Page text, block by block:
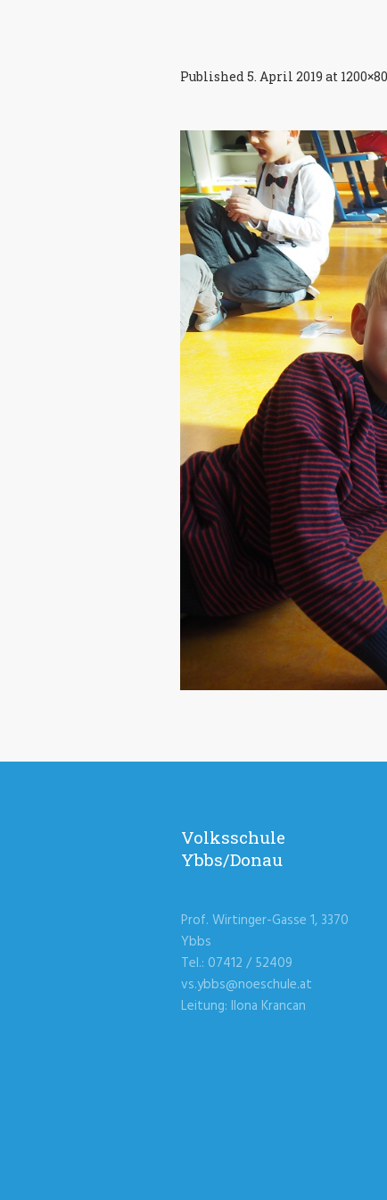
Published5. April 2019 at
Volksschule
Ybbs/Donau
Prof. Wirtinger-Gasse 1, 3370
Ybbs
Tel.: 07412 / 52409
vs.ybbs@noeschule.at
Leitung: Ilona Krancan